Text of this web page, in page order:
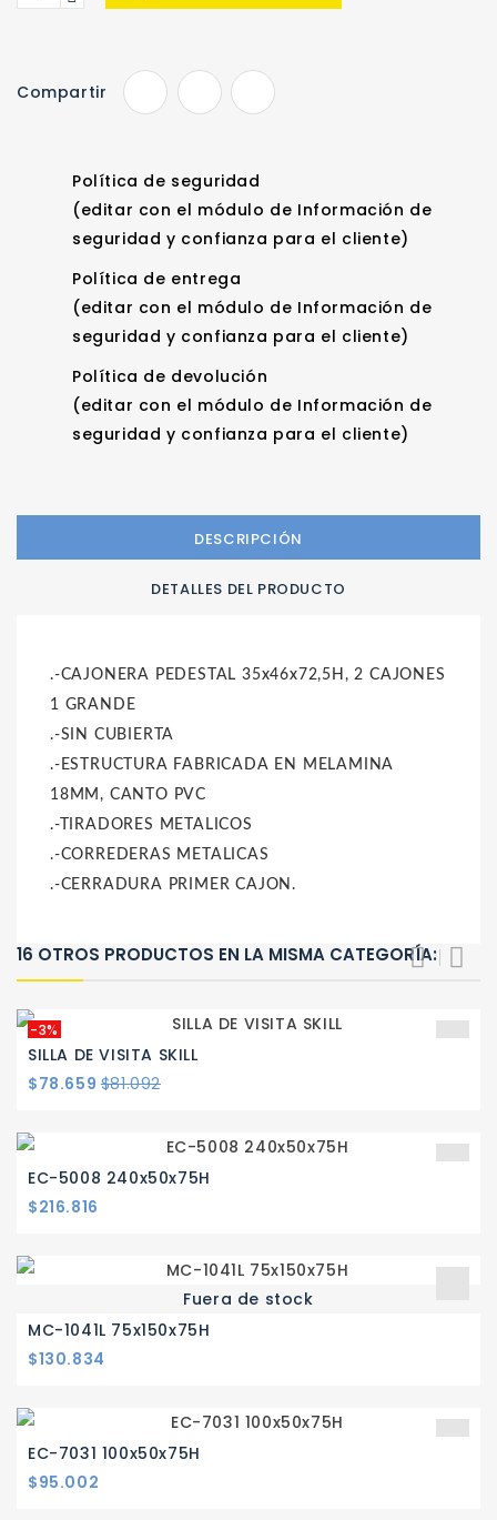
Compartir
Política de seguridad
(editar con el módulo de Información de
seguridad y confianza para el cliente)
Política de entrega
(editar con el módulo de Información de
seguridad y confianza para el cliente)
Política de devolución
(editar con el módulo de Información de
seguridad y confianza para el cliente)
DESCRIPCIÓN
DETALLES DEL PRODUCTO
.-CAJONERA PEDESTAL 35x46x72,5H, 2 CAJONES
1 GRANDE
.-SIN CUBIERTA
.-ESTRUCTURA FABRICADA EN MELAMINA
18MM, CANTO PVC
.-TIRADORES METALICOS
.-CORREDERAS METALICAS
.-CERRADURA PRIMER CAJON.
16 OTROS PRODUCTOS EN LA MISMA CATEGORÍA:
-3%
SILLA DE VISITA SKILL
Precio
$78.659 Precio
$81.092
EC-5008 240x50x75H
Precio
$216.816
Fuera de stock
MC-1041L 75x150x75H
Precio
$130.834
EC-7031 100x50x75H
Precio
$95.002